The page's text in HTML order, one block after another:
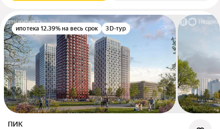
ипотека 12.39% на весь срок 3D-тур
ПИК